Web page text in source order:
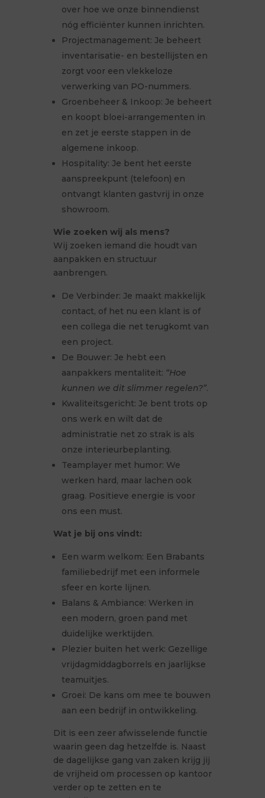
over hoe we onze binnendienst
nóg efficiënter kunnen inrichten.
Projectmanagement: Je beheert
inventarisatie- en bestellijsten en
zorgt voor een vlekkeloze
verwerking van PO-nummers.
Groenbeheer & Inkoop: Je beheert
en koopt bloei-arrangementen in
en zet je eerste stappen in de
algemene inkoop.
Hospitality: Je bent het eerste
aanspreekpunt (telefoon) en
ontvangt klanten gastvrij in onze
showroom.
Wie zoeken wij als mens?
Wij zoeken iemand die houdt van
aanpakken en structuur
aanbrengen.
De Verbinder: Je maakt makkelijk
contact, of het nu een klant is of
een collega die net terugkomt van
een project.
De Bouwer: Je hebt een
aanpakkers mentaliteit: “Hoe
kunnen we dit slimmer regelen?”.
Kwaliteitsgericht: Je bent trots op
ons werk en wilt dat de
administratie net zo strak is als
onze interieurbeplanting.
Teamplayer met humor: We
werken hard, maar lachen ook
graag. Positieve energie is voor
ons een must.
Wat je bij ons vindt:
Een warm welkom: Een Brabants
familiebedrijf met een informele
sfeer en korte lijnen.
Balans & Ambiance: Werken in
een modern, groen pand met
duidelijke werktijden.
Plezier buiten het werk: Gezellige
vrijdagmiddagborrels en jaarlijkse
teamuitjes.
Groei: De kans om mee te bouwen
aan een bedrijf in ontwikkeling.
Dit is een zeer afwisselende functie
waarin geen dag hetzelfde is. Naast
de dagelijkse gang van zaken krijg jij
de vrijheid om processen op kantoor
verder op te zetten en te